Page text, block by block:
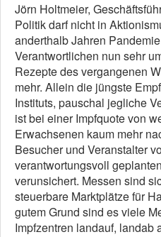
Jörn Holtmeier,
Politik darf nicht in
anderthalb Jahren
Verantwortlichen nun sehr
Rezepte des vergangenen
mehr. Allein die jüngste
Instituts, pauschal jegliche
ist bei einer Impfquote von
Erwachsenen kaum mehr
Besucher und Veranstalter
verantwortungsvoll
verunsichert. Messen sind
steuerbare Marktplätze für
gutem Grund sind es viele
Impfzentren landauf, landab